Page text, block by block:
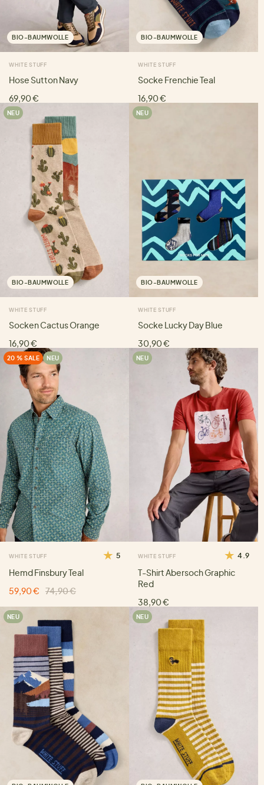
BIO-BAUMWOLLE
WHITE STUFF
Hose Sutton Navy
69,90 €
BIO-BAUMWOLLE
WHITE STUFF
Socke Frenchie Teal
16,90 €
NEU
BIO-BAUMWOLLE
WHITE STUFF
Socken Cactus Orange
16,90 €
NEU
BIO-BAUMWOLLE
WHITE STUFF
Socke Lucky Day Blue
30,90 €
20 % SALE NEU
WHITE STUFF 5
Hemd Finsbury Teal
59,90 €
74,90 €
NEU
WHITE STUFF 4.9
T-Shirt Abersoch Graphic
Red
38,90 €
NEU NEU